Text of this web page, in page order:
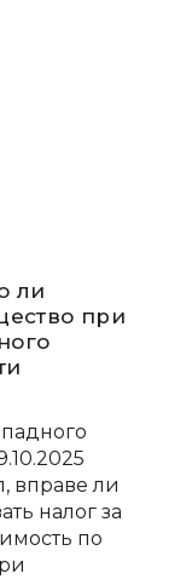
ли
при
вправе ли
налог за
по